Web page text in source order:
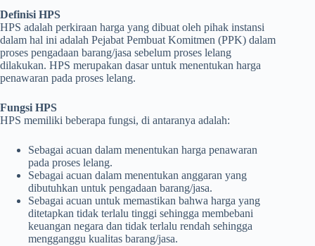
Definisi HPS
HPS adalah perkiraan harga yang dibuat oleh pihak instansi
dalam hal ini adalah Pejabat Pembuat Komitmen (PPK) dalam
proses pengadaan barang/jasa sebelum proses lelang
dilakukan. HPS merupakan dasar untuk menentukan harga
penawaran pada proses lelang.
Fungsi HPS
HPS memiliki beberapa fungsi, di antaranya adalah:
Sebagai acuan dalam menentukan harga penawaran
pada proses lelang.
Sebagai acuan dalam menentukan anggaran yang
dibutuhkan untuk pengadaan barang/jasa.
Sebagai acuan untuk memastikan bahwa harga yang
ditetapkan tidak terlalu tinggi sehingga membebani
keuangan negara dan tidak terlalu rendah sehingga
mengganggu kualitas barang/jasa.